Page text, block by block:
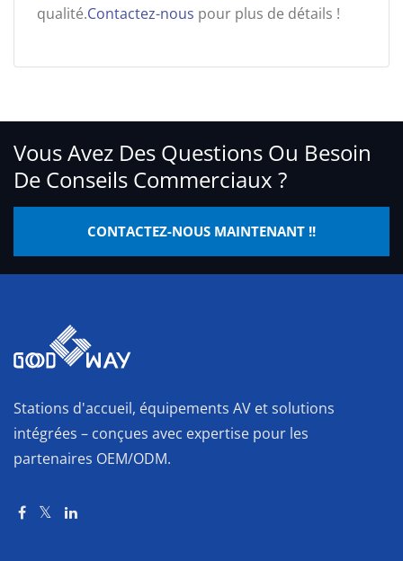
qualité.Contactez-nous pour plus de détails !
Vous Avez Des Questions Ou Besoin
De Conseils Commerciaux ?
CONTACTEZ-NOUS MAINTENANT !!
Stations d'accueil, équipements AV et solutions
intégrées – conçues avec expertise pour les
partenaires OEM/ODM.